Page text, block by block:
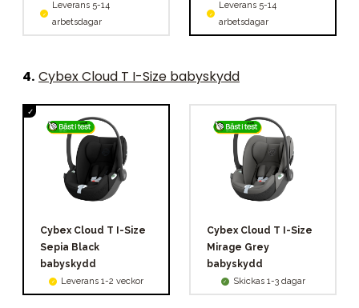
Leverans 5-14
arbetsdagar
Leverans 5-14
arbetsdagar
4. Cybex Cloud T I-Size babyskydd
Cybex Cloud T I-Size
Sepia Black
babyskydd
Leverans 1-2 veckor
Cybex Cloud T I-Size
Mirage Grey
babyskydd
Skickas 1-3 dagar